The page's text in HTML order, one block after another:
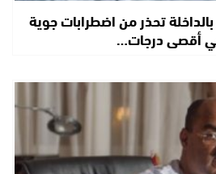
تحذر من اضطرابات جوية
أقصى درجات…